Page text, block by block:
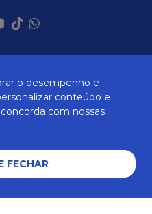
o desempenho e
conteúdo e
com nossas
FECHAR